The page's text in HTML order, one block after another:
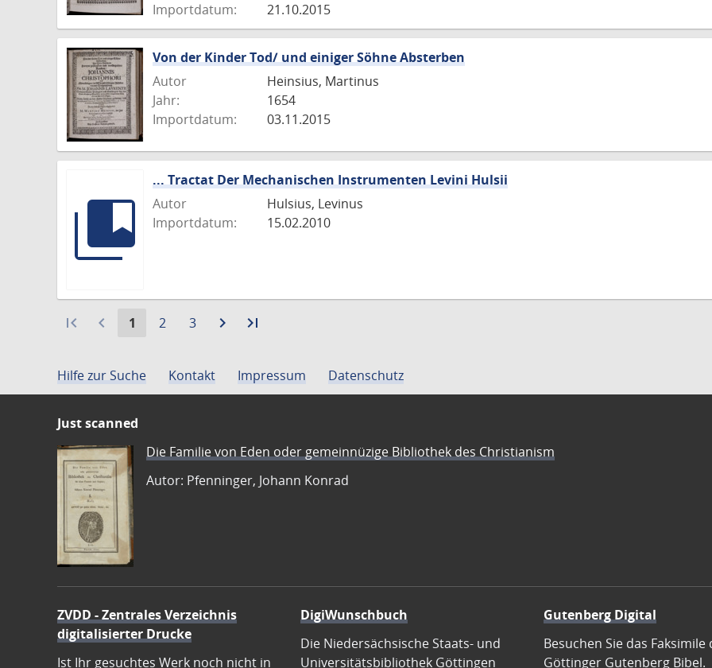
Importdatum:
21.10.2015
Von der Kinder Tod/ und einiger Söhne Absterben
Autor
Heinsius, Martinus
Jahr:
1654
Importdatum:
03.11.2015
... Tractat Der Mechanischen Instrumenten Levini Hulsii
Autor
Hulsius, Levinus
Importdatum:
15.02.2010
first_page navigate_before
Aktuelle
1
Gehe
2
Gehe
3 navigate_next
Zurlast_page
Hilfe zur Suche
Kontakt Impressum Datenschutz
Just scanned
Die Familie von Eden oder gemeinnüzige Bibliothek des Christianism
Autor: Pfenninger, Johann Konrad
ZVDD - Zentrales Verzeichnis
digitalisierter Drucke
Ist Ihr gesuchtes Werk noch nicht in
DigiWunschbuch
Die Niedersächsische Staats- und
Universitätsbibliothek Göttingen
Gutenberg Digital
Besuchen Sie das Faksimile
Göttinger Gutenberg Bibel.